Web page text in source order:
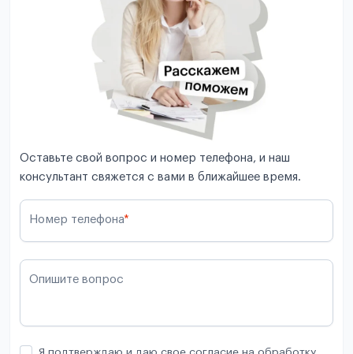
Оставьте свой вопрос и номер телефона, и наш
консультант свяжется с вами в ближайшее время.
Номер телефона*
Опишите вопрос